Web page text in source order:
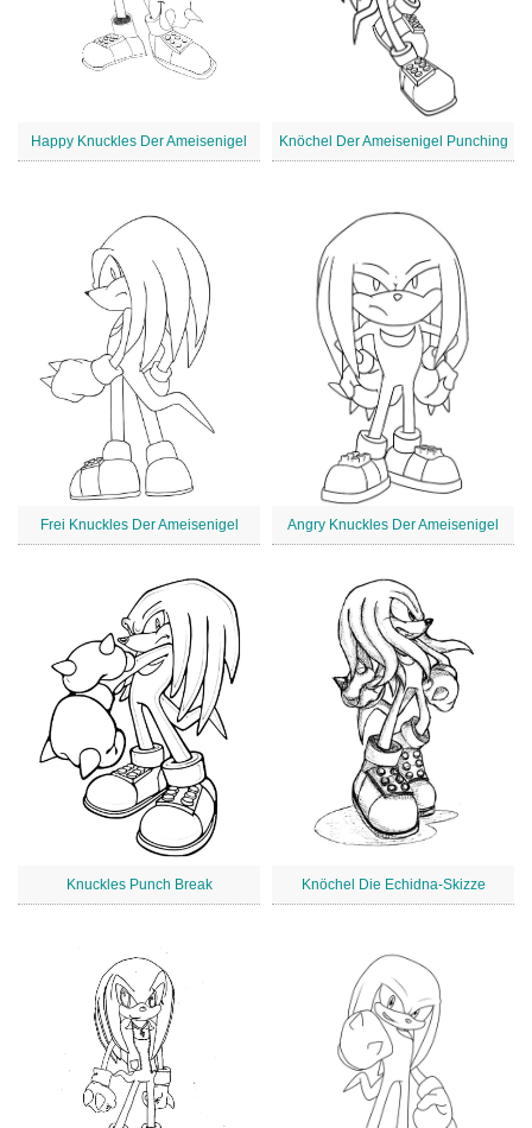
Happy Knuckles Der Ameisenigel Knöchel Der Ameisenigel Punching
Frei Knuckles Der Ameisenigel Angry Knuckles Der Ameisenigel
Knuckles Punch Break Knöchel Die Echidna-Skizze